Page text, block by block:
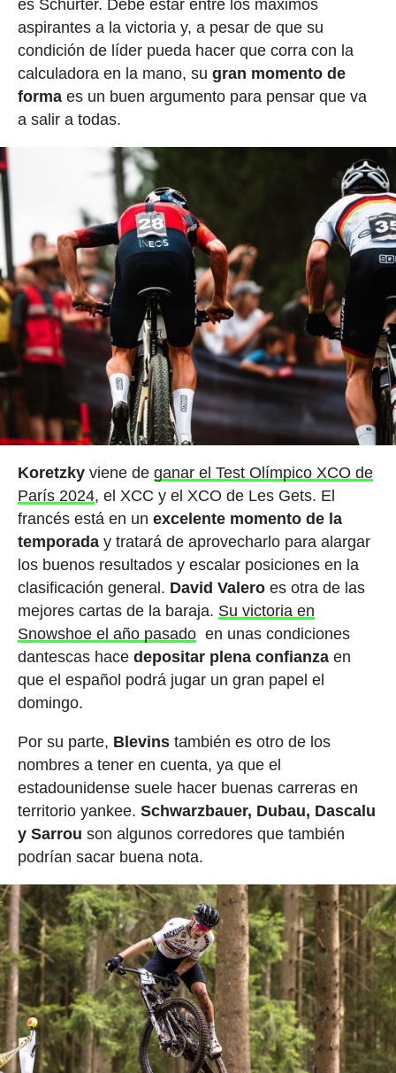
es Schurter. Debe estar entre los máximos
aspirantes a la victoria y, a pesar de que su
condición de líder pueda hacer que corra con la
calculadora en la mano, su gran momento de
formaes un buen argumento para pensar que va
a salir a todas.
Koretzkyviene de ganar el Test Olímpico XCO de
París 2024, el XCC y el XCO de Les Gets. El
francés está en un excelente momento de la
temporaday tratará de aprovecharlo para alargar
los buenos resultados y escalar posiciones en la
clasificación general. David Valeroes otra de las
mejores cartas de la baraja. Su victoria en
Snowshoe el año pasadoen unas condiciones
dantescas hace depositar plena confianzaen
que el español podrá jugar un gran papel el
domingo.
Por su parte, Blevinstambién es otro de los
nombres a tener en cuenta, ya que el
estadounidense suele hacer buenas carreras en
territorio yankee. Schwarzbauer, Dubau, Dascalu
y Sarrou son algunos corredores que también
podrían sacar buena nota.